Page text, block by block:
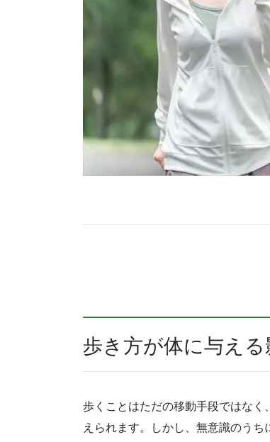
歩き方が体に与える
歩くことはただの移動手段ではな
えられます。しかし、無意識のう